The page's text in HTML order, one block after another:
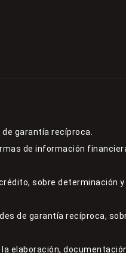
garantía recíproca.
de información
sobre determinación
de garantía recíproca,
elaboración,